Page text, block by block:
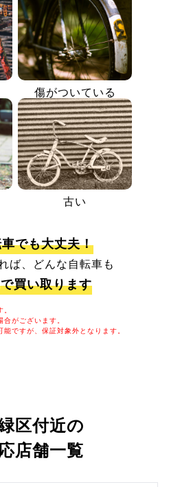
傷がついている
古い
でも大丈夫！
ば、どんな自転車も
買い取ります
がございます。
ですが、保証対象外となります。
区付近の
店舗一覧